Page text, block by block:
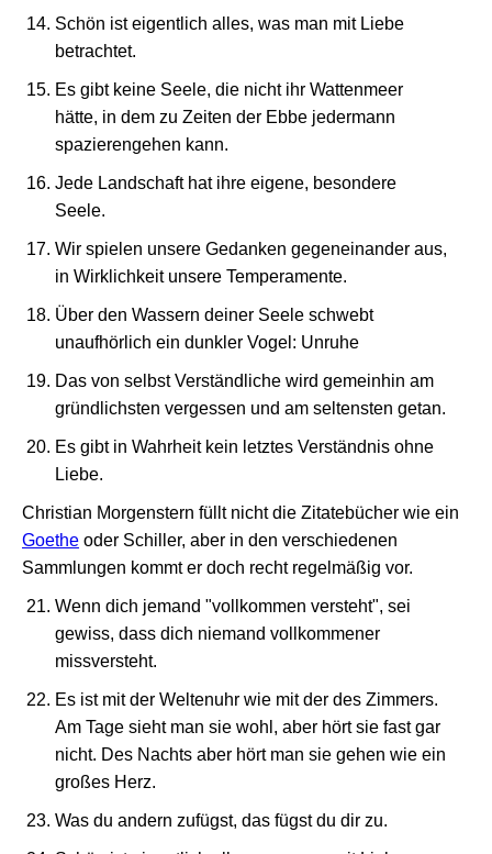
Schön ist eigentlich alles, was man mit Liebe
betrachtet.
Es gibt keine Seele, die nicht ihr Wattenmeer
hätte, in dem zu Zeiten der Ebbe jedermann
spazierengehen kann.
Jede Landschaft hat ihre eigene, besondere
Seele.
Wir spielen unsere Gedanken gegeneinander aus,
in Wirklichkeit unsere Temperamente.
Über den Wassern deiner Seele schwebt
unaufhörlich ein dunkler Vogel: Unruhe
Das von selbst Verständliche wird gemeinhin am
gründlichsten vergessen und am seltensten getan.
Es gibt in Wahrheit kein letztes Verständnis ohne
Liebe.
Christian Morgenstern füllt nicht die Zitatebücher wie ein
Goethe oder Schiller, aber in den verschiedenen
Sammlungen kommt er doch recht regelmäßig vor.
Wenn dich jemand "vollkommen versteht", sei
gewiss, dass dich niemand vollkommener
missversteht.
Es ist mit der Weltenuhr wie mit der des Zimmers.
Am Tage sieht man sie wohl, aber hört sie fast gar
nicht. Des Nachts aber hört man sie gehen wie ein
großes Herz.
Was du andern zufügst, das fügst du dir zu.